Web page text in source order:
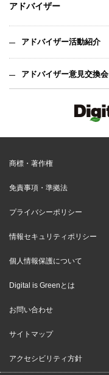
アドバイザー
アドバイザー活動紹介
アドバイザー意見交換会
商標・著作権
免責事項・準拠法
プライバシーポリシー
情報セキュリティポリシー
個人情報保護について
Digital is Greenとは
お問い合わせ
サイトマップ
アクセシビリティ方針